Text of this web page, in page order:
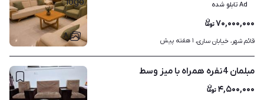
۸
Ad تابلو شده
۷۰,۰۰۰,۰۰۰
قائم شهر، خیابان ساری، ۱ هفته پیش
مبلمان 4نفره همراه با میز وسط
۴,۵۰۰,۰۰۰